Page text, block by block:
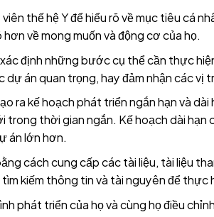
thế hệ Y để hiểu rõ về mục tiêu cá
về mong muốn và động cơ của họ.
định những bước cụ thể cần thực
án quan trọng, hay đảm nhận các vị
ra kế hoạch phát triển ngắn hạn và
trong thời gian ngắn. Kế hoạch dài
án lớn hơn.
cách cung cấp các tài liệu, tài liệu
kiếm thông tin và tài nguyên để thực
phát triển của họ và cùng họ điều